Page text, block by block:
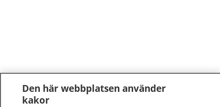
Den här webbplatsen använder
kakor